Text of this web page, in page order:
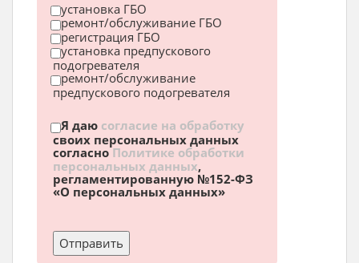
установка ГБО
ремонт/обслуживание ГБО
регистрация ГБО
установка предпускового
подогревателя
ремонт/обслуживание
предпускового подогревателя
Я даю согласие на обработку
своих персональных данных
согласноПолитике обработки
персональных данных,
регламентированную №152-ФЗ
«О персональных данных»